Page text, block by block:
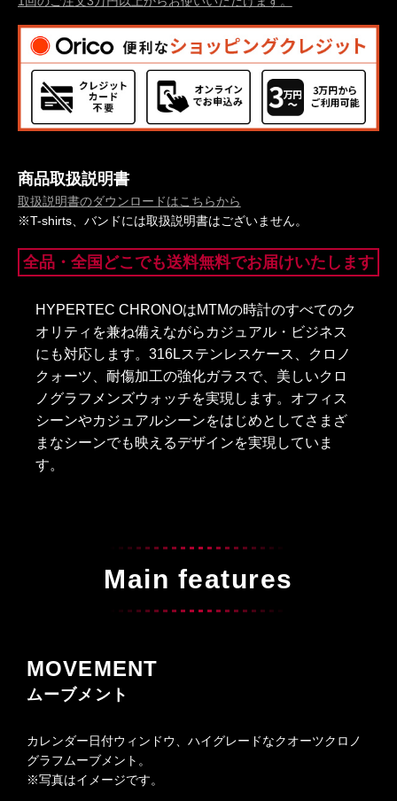
商品取扱説明書
取扱説明書のダウンロードはこちらから
※T-shirts、バンドには取扱説明書はございません。
全品・全国どこでも送料無料でお届けいたします
HYPERTEC CHRONOはMTMの時計のすべてのク
オリティを兼ね備えながらカジュアル・ビジネス
にも対応します。316Lステンレスケース、クロノ
クォーツ、耐傷加工の強化ガラスで、美しいクロ
ノグラフメンズウォッチを実現します。オフィス
シーンやカジュアルシーンをはじめとしてさまざ
まなシーンでも映えるデザインを実現していま
す。
Main features
MOVEMENT
ムーブメント
カレンダー日付ウィンドウ、ハイグレードなクオーツクロノ
グラフムーブメント。
※写真はイメージです。